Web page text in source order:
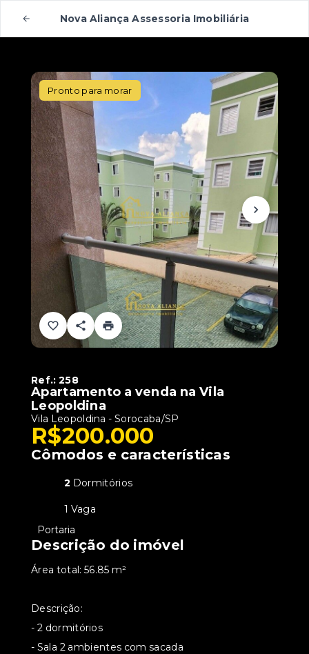
Nova Aliança Assessoria Imobiliária
Pronto para morar
Ref.:258
Apartamento a venda na Vila
Leopoldina
Vila Leopoldina - Sorocaba/SP
R$200.000
Cômodos e características
2 Dormitórios
1 Vaga
Portaria
Descrição do imóvel
Área total: 56.85 m²
Descrição:
- 2 dormitórios
- Sala 2 ambientes com sacada